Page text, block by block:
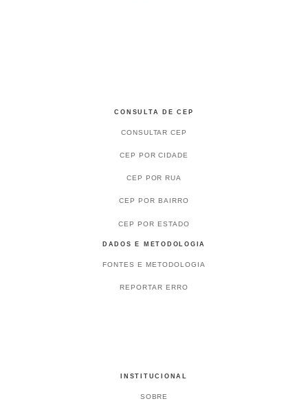
CONSULTA DE CEP
CONSULTAR CEP
CEP POR CIDADE
CEP POR RUA
CEP POR BAIRRO
CEP POR ESTADO
DADOS E METODOLOGIA
FONTES E METODOLOGIA
REPORTAR ERRO
INSTITUCIONAL
SOBRE